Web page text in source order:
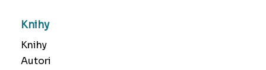
Knihy
Knihy
Autori